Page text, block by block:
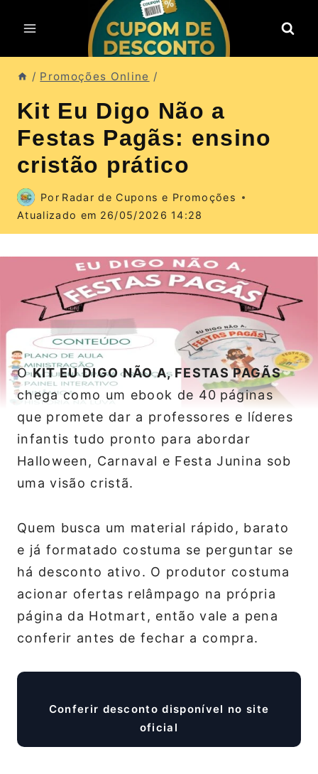
para
o
Conteúdo
/ Promoções Online /
Kit Eu Digo Não a
Festas Pagãs: ensino
cristão prático
Por Radar de Cupons e Promoções
Atualizado em 26/05/2026 14:28
OKIT EU DIGO NÃO A, FESTAS PAGÃS
chega como um ebook de 40 páginas
que promete dar a professores e líderes
infantis tudo pronto para abordar
Halloween, Carnaval e Festa Junina sob
uma visão cristã.
Quem busca um material rápido, barato
e já formatado costuma se perguntar se
há desconto ativo. O produtor costuma
acionar ofertas relâmpago na própria
página da Hotmart, então vale a pena
conferir antes de fechar a compra.
Conferir desconto disponível no site
oficial